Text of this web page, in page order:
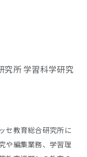
究所 学習科学研究
セ教育総合研究所に
や編集業務、学習理